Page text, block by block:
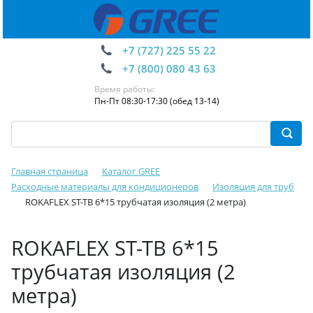
+7 (727) 225 55 22
+7 (800) 080 43 63
Время работы:
Пн-Пт 08:30-17:30 (обед 13-14)
Главная страница
Каталог GREE
Расходные материалы для кондиционеров
Изоляция для труб
ROKAFLEX ST-TB 6*15 трубчатая изоляция (2 метра)
ROKAFLEX ST-TB 6*15
трубчатая изоляция (2
метра)